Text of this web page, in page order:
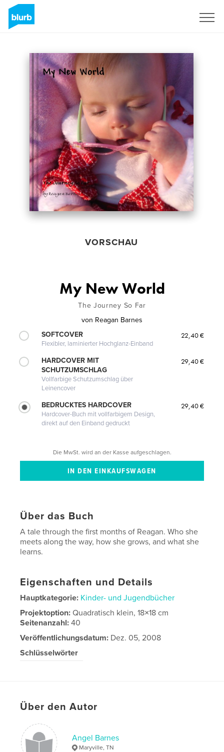
VORSCHAU
My New World
The Journey So Far
von Reagan Barnes
SOFTCOVER
Flexibler, laminierter Hochglanz-Einband
22,40 €
HARDCOVER MIT
SCHUTZUMSCHLAG
Vollfarbige Schutzumschlag über
Leinencover
29,40 €
BEDRUCKTES HARDCOVER
Hardcover-Buch mit vollfarbigem Design,
direkt auf den Einband gedruckt
29,40 €
Die MwSt. wird an der Kasse aufgeschlagen.
Über das Buch
A tale through the first months of Reagan. Who she
meets along the way, how she grows, and what she
learns.
Eigenschaften und Details
Hauptkategorie: Kinder- und Jugendbücher
Projektoption:Quadratisch klein, 18×18 cm
Seitenanzahl:40
Veröffentlichungsdatum: Dez. 05, 2008
Schlüsselwörter
Über den Autor
Angel Barnes
Maryville, TN